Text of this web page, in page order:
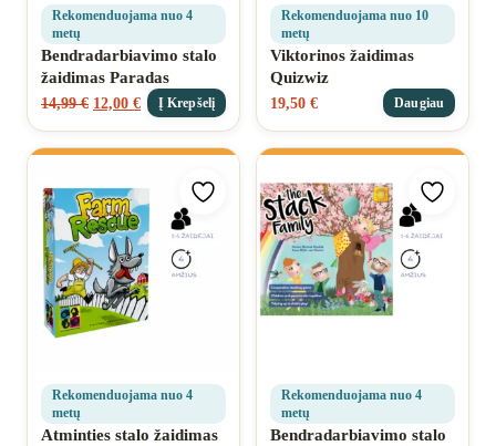
Rekomenduojama nuo 4
metų
Bendradarbiavimo stalo
žaidimas Paradas
14,99€ 12,00 € Į Krepšelį
Rekomenduojama nuo 10
metų
Viktorinos žaidimas
Quizwiz
19,50 € Daugiau
Pridėti prie mėgstamiausių
Rekomenduojama nuo 4
metų
Atminties stalo žaidimas
Pridėti
Rekomenduojama nuo 4
metų
Bendradarbiavimo stalo